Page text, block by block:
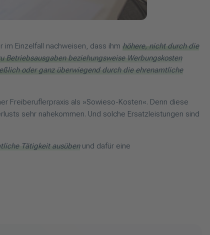
im Einzelfall nachweisen, dass ihm höhere, nicht durch die
Betriebsausgaben beziehungsweise Werbungskosten
oder ganz überwiegend durch die ehrenamtliche
Freiberuflerpraxis als »Sowieso-Kosten«. Denn diese
sehr nahekommen. Und solche Ersatzleistungen sind
Tätigkeit ausübenund dafür eine